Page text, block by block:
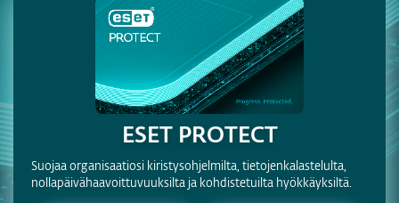
ESET PROTECT
Suojaa organisaatiosi kiristysohjelmilta, tietojenkalastelulta,
nollapäivähaavoittuvuuksilta ja kohdistetuilta hyökkäyksiltä.